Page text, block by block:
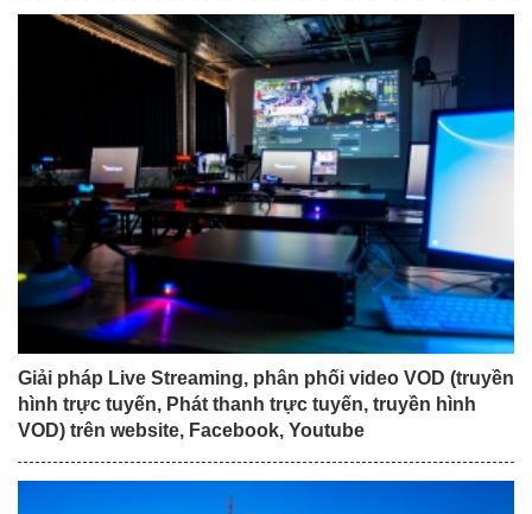
Giải pháp Live Streaming, phân phối video VOD (truyền
hình trực tuyến, Phát thanh trực tuyến, truyền hình
VOD) trên website, Facebook, Youtube